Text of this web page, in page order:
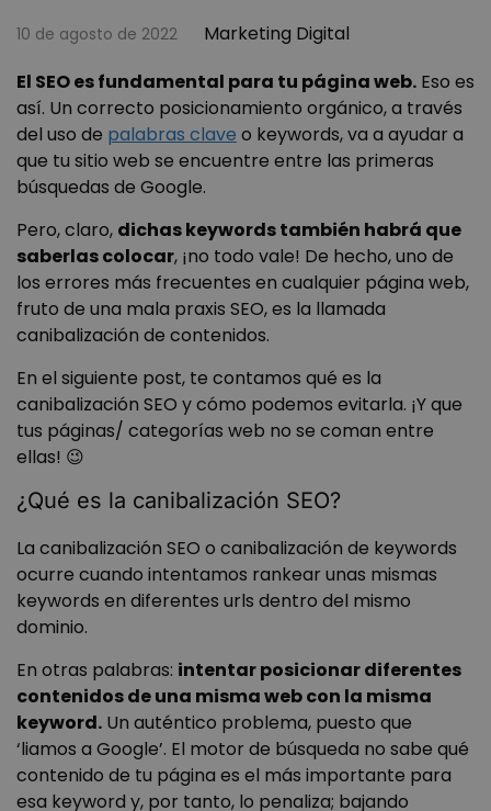
10 de agosto de 2022
Marketing Digital
El SEO es fundamental para tu página web. Eso es
así. Un correcto posicionamiento orgánico, a través
del uso de palabras clave o keywords, va a ayudar a
que tu sitio web se encuentre entre las primeras
búsquedas de Google.
Pero, claro, dichas keywords también habrá que
saberlas colocar, ¡no todo vale! De hecho, uno de
los errores más frecuentes en cualquier página web,
fruto de una mala praxis SEO, es la llamada
canibalización de contenidos.
En el siguiente post, te contamos qué es la
canibalización SEO y cómo podemos evitarla. ¡Y que
tus páginas/ categorías web no se coman entre
ellas! 😉
¿Qué es la canibalización SEO?
La canibalización SEO o canibalización de keywords
ocurre cuando intentamos rankear unas mismas
keywords en diferentes urls dentro del mismo
dominio.
En otras palabras: intentar posicionar diferentes
contenidos de una misma web con la misma
keyword. Un auténtico problema, puesto que
‘liamos a Google’. El motor de búsqueda no sabe qué
contenido de tu página es el más importante para
esa keyword y, por tanto, lo penaliza; bajando